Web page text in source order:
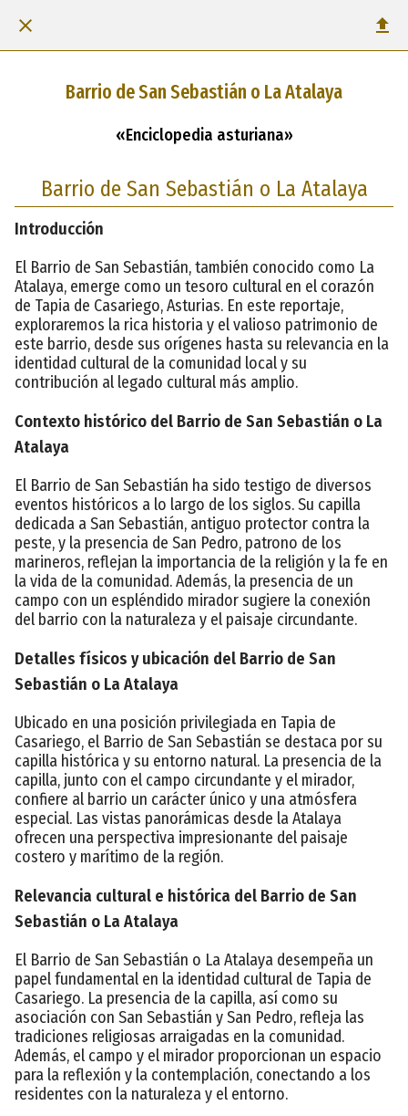
Barrio de San Sebastián o La Atalaya
«Enciclopedia asturiana»
Barrio de San Sebastián o La Atalaya
Introducción
El Barrio de San Sebastián, también conocido como La
Atalaya, emerge como un tesoro cultural en el corazón
de Tapia de Casariego, Asturias. En este reportaje,
exploraremos la rica historia y el valioso patrimonio de
este barrio, desde sus orígenes hasta su relevancia en la
identidad cultural de la comunidad local y su
contribución al legado cultural más amplio.
Contexto histórico del Barrio de San Sebastián o La
Atalaya
El Barrio de San Sebastián ha sido testigo de diversos
eventos históricos a lo largo de los siglos. Su capilla
dedicada a San Sebastián, antiguo protector contra la
peste, y la presencia de San Pedro, patrono de los
marineros, reflejan la importancia de la religión y la fe en
la vida de la comunidad. Además, la presencia de un
campo con un espléndido mirador sugiere la conexión
del barrio con la naturaleza y el paisaje circundante.
Detalles físicos y ubicación del Barrio de San
Sebastián o La Atalaya
Ubicado en una posición privilegiada en Tapia de
Casariego, el Barrio de San Sebastián se destaca por su
capilla histórica y su entorno natural. La presencia de la
capilla, junto con el campo circundante y el mirador,
confiere al barrio un carácter único y una atmósfera
especial. Las vistas panorámicas desde la Atalaya
ofrecen una perspectiva impresionante del paisaje
costero y marítimo de la región.
Relevancia cultural e histórica del Barrio de San
Sebastián o La Atalaya
El Barrio de San Sebastián o La Atalaya desempeña un
papel fundamental en la identidad cultural de Tapia de
Casariego. La presencia de la capilla, así como su
asociación con San Sebastián y San Pedro, refleja las
tradiciones religiosas arraigadas en la comunidad.
Además, el campo y el mirador proporcionan un espacio
para la reflexión y la contemplación, conectando a los
residentes con la naturaleza y el entorno.